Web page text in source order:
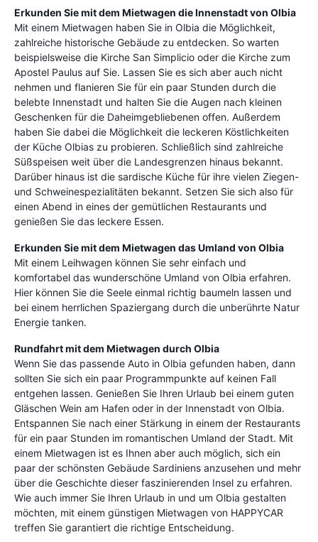
Erkunden Sie mit dem Mietwagen die Innenstadt von Olbia
Mit einem Mietwagen haben Sie in Olbia die Möglichkeit,
zahlreiche historische Gebäude zu entdecken. So warten
beispielsweise die Kirche San Simplicio oder die Kirche zum
Apostel Paulus auf Sie. Lassen Sie es sich aber auch nicht
nehmen und flanieren Sie für ein paar Stunden durch die
belebte Innenstadt und halten Sie die Augen nach kleinen
Geschenken für die Daheimgebliebenen offen. Außerdem
haben Sie dabei die Möglichkeit die leckeren Köstlichkeiten
der Küche Olbias zu probieren. Schließlich sind zahlreiche
Süßspeisen weit über die Landesgrenzen hinaus bekannt.
Darüber hinaus ist die sardische Küche für ihre vielen Ziegen-
und Schweinespezialitäten bekannt. Setzen Sie sich also für
einen Abend in eines der gemütlichen Restaurants und
genießen Sie das leckere Essen.
Erkunden Sie mit dem Mietwagen das Umland von Olbia
Mit einem Leihwagen können Sie sehr einfach und
komfortabel das wunderschöne Umland von Olbia erfahren.
Hier können Sie die Seele einmal richtig baumeln lassen und
bei einem herrlichen Spaziergang durch die unberührte Natur
Energie tanken.
Rundfahrt mit dem Mietwagen durch Olbia
Wenn Sie das passende Auto in Olbia gefunden haben, dann
sollten Sie sich ein paar Programmpunkte auf keinen Fall
entgehen lassen. Genießen Sie Ihren Urlaub bei einem guten
Gläschen Wein am Hafen oder in der Innenstadt von Olbia.
Entspannen Sie nach einer Stärkung in einem der Restaurants
für ein paar Stunden im romantischen Umland der Stadt. Mit
einem Mietwagen ist es Ihnen aber auch möglich, sich ein
paar der schönsten Gebäude Sardiniens anzusehen und mehr
über die Geschichte dieser faszinierenden Insel zu erfahren.
Wie auch immer Sie Ihren Urlaub in und um Olbia gestalten
möchten, mit einem günstigen Mietwagen von HAPPYCAR
treffen Sie garantiert die richtige Entscheidung.